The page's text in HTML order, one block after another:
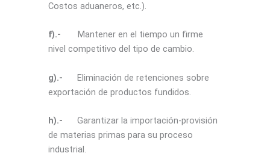
Costos aduaneros, etc.).
f).- Mantener en el tiempo un firme
nivel competitivo del tipo de cambio.
g).- Eliminación de retenciones sobre
exportación de productos fundidos.
h).- Garantizar la importación-provisión
de materias primas para su proceso
industrial.